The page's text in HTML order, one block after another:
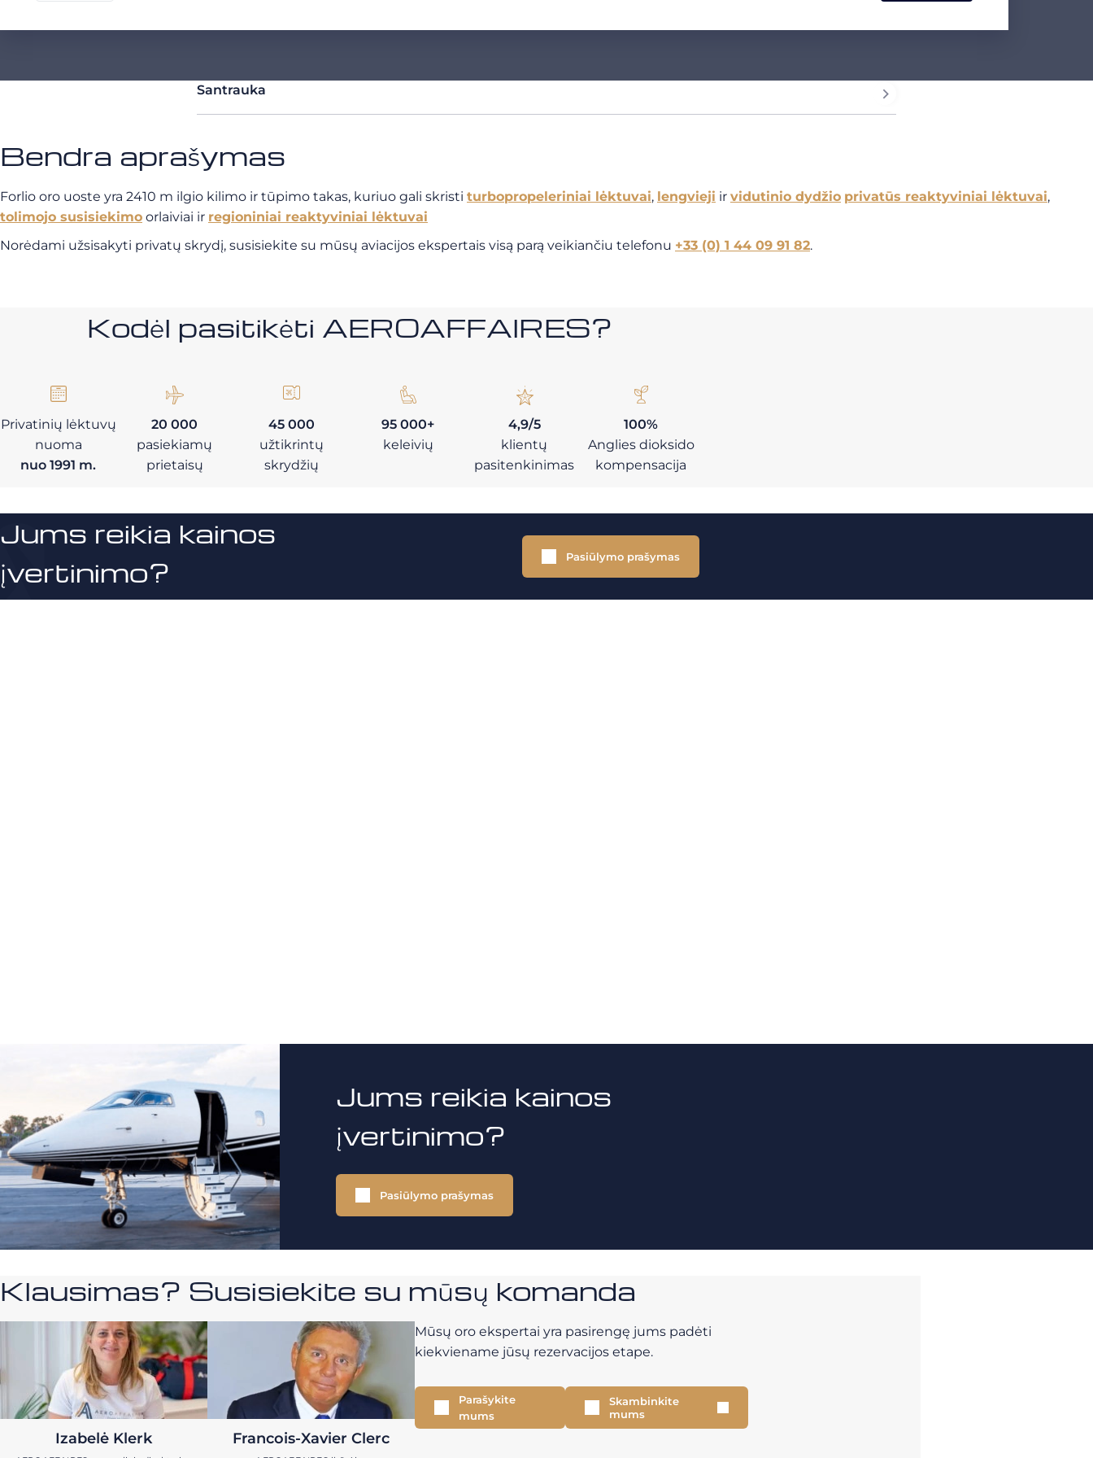
Santrauka
Bendra aprašymas
Forlio oro uoste yra 2410 m ilgio kilimo ir tūpimo takas, kuriuo gali skristi turbopropeleriniai lėktuvai, lengvieji ir vidutinio dydžio privatūs reaktyviniai lėktuvai,
tolimojo susisiekimo orlaiviai ir regioniniai reaktyviniai lėktuvai
Norėdami užsisakyti privatų skrydį, susisiekite su mūsų aviacijos ekspertais visą parą veikiančiu telefonu +33 (0) 1 44 09 91 82.
Kodėl pasitikėti AEROAFFAIRES?
Privatinių lėktuvų
nuoma
nuo 1991 m.
20 000
pasiekiamų
prietaisų
45 000
užtikrintų
skrydžių
95 000+
keleivių
4,9/5
klientų
pasitenkinimas
100%
Anglies dioksido
kompensacija
Jums reikia kainos
įvertinimo?
Pasiūlymo prašymas
Jums reikia kainos
įvertinimo?
Pasiūlymo prašymas
Klausimas? Susisiekite su mūsų komanda
Izabelė Klerk Francois-Xavier Clerc
Mūsų oro ekspertai yra pasirengę jums padėti
kiekviename jūsų rezervacijos etape.
Parašykite
mums
Skambinkite
mums